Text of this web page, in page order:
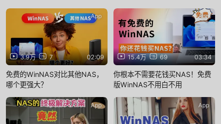
3.9万 7 02:09
App
免费的WinNAS对比其他NAS，
哪个更强大？
15.4万 69 03:34
App
你根本不需要花钱买NAS！免费
版WinNAS不用白不用
App App